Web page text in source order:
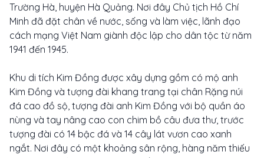
Trường Hà, huyện Hà Quảng. Nơi đây Chủ tịch Hồ Chí
Minh đã đặt chân về nước, sống và làm việc, lãnh đạo
cách mạng Việt Nam giành độc lập cho dân tộc từ năm
1941 đến 1945.
Khu di tích Kim Đồng được xây dựng gồm có mộ anh
Kim Đồng và tượng đài khang trang tại chân Rặng núi
đá cao đồ sộ, tượng đài anh Kim Đồng với bộ quần áo
nùng và tay nâng cao con chim bồ câu đưa thư, trước
tượng đài có 14 bậc đá và 14 cây lát vươn cao xanh
ngắt. Nơi đây có một khoảng sân rộng, hàng năm thiếu